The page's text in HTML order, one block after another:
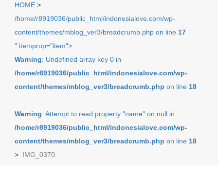
HOME >
/home/r8919036/public_html/indonesialove.com/wp-
content/themes/mblog_ver3/breadcrumb.php on line 17
" itemprop="item">
Warning: Undefined array key 0 in
/home/r8919036/public_html/indonesialove.com/wp-
content/themes/mblog_ver3/breadcrumb.php on line 18
Warning: Attempt to read property "name" on null in
/home/r8919036/public_html/indonesialove.com/wp-
content/themes/mblog_ver3/breadcrumb.php on line 18
> IMG_0370